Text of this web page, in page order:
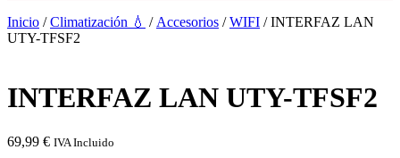
Inicio /Climatización 💧 / Accesorios /WIFI / INTERFAZ LAN
UTY-TFSF2
INTERFAZ LAN UTY-TFSF2
69,99 € IVA Incluido